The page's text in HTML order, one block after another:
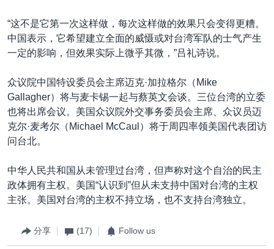
“这不是它第一次这样做，每次这样做的效果只会变得更糟。
中国表示，它希望建立全面的威慑或对台湾军队的士气产生
一定的影响，但效果实际上微乎其微，”吕礼诗说。
众议院中国特设委员会主席迈克·加拉格尔（Mike
Gallagher）将与麦卡锡一起与蔡英文会谈。三位台湾的立委
也将出席会议。美国众议院外交事务委员会主席、众议员迈
克尔·麦考尔（Michael McCaul）将于周四率领美国代表团访
问台北。
中华人民共和国从未管理过台湾，但声称对这个自治的民主
政体拥有主权。美国“认识到”但从未支持中国对台湾的主权
主张。美国对台湾的主权不持立场，也不支持台湾独立。
分享 (17) Follow us